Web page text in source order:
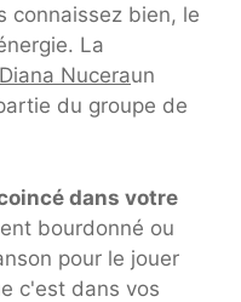
connaissez bien, le
La
Diana Nuceraun
du groupe de
dans votre
bourdonné ou
pour le jouer
c'est dans vos